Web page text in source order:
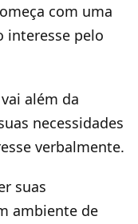
com uma
interesse pelo
além da
necessidades
verbalmente.
suas
ambiente de